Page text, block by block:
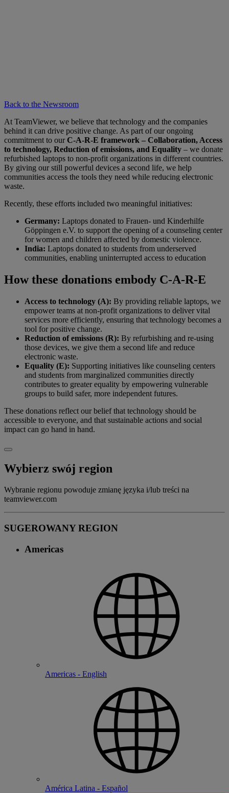
Back to the Newsroom
At TeamViewer, we believe that technology and the companies
behind it can drive positive change. As part of our ongoing
commitment to ourC-A-R-E framework – Collaboration, Access
to technology, Reduction of emissions, and Equality – we donate
refurbished laptops to non-profit organizations in different countries.
By giving our still powerful devices a second life, we help
communities access the tools they need while reducing electronic
waste.
Recently, these efforts included two meaningful initiatives:
Germany: Laptops donated to Frauen- und Kinderhilfe
Göppingen e.V. to support the opening of a counseling center
for women and children affected by domestic violence.
India: Laptops donated to students from underserved
communities, enabling uninterrupted access to education
How these donations embody C-A-R-E
Access to technology (A): By providing reliable laptops, we
empower teams at non-profit organizations to deliver vital
services more efficiently, ensuring that technology becomes a
tool for positive change.
Reduction of emissions (R): By refurbishing and re-using
those devices, we give them a second life and reduce
electronic waste.
Equality (E): Supporting initiatives like counseling centers
and students from marginalized communities directly
contributes to greater equality by empowering vulnerable
groups to build safer, more independent futures.
These donations reflect our belief that technology should be
accessible to everyone, and that sustainable actions and social
impact can go hand in hand.
Wybierz swój region
Wybranie regionu powoduje zmianę języka i/lub treści na
teamviewer.com
SUGEROWANY REGION
Americas
Americas - English
América Latina - Español